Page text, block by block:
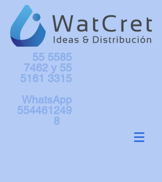
55 5585
7462 y 55
5161 3315
WhatsApp
554461249
8